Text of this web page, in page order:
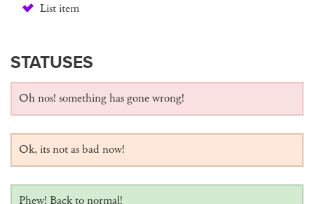
List item
STATUSES
Oh nos! something has gone wrong!
Ok, its not as bad now!
Phew! Back to normal!